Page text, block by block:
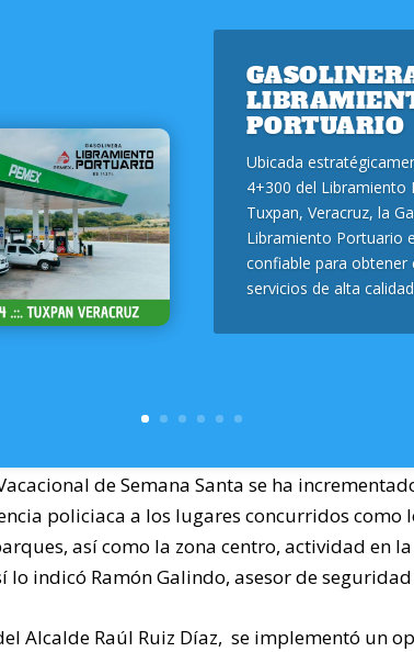
PORTUARIO
Ubicada
4+300 del Libramiento
Tuxpan, Veracruz, la
Libramiento Portuario
confiable para obtener
servicios de alta
de Semana Santa se ha
policiaca a los lugares concurridos como
así como la zona centro, actividad en
lo indicó Ramón Galindo, asesor de
Alcalde Raúl Ruiz Díaz, se implementó un